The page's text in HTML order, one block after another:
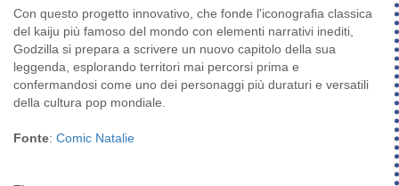
Con questo progetto innovativo, che fonde l'iconografia classica
del kaiju più famoso del mondo con elementi narrativi inediti,
Godzilla si prepara a scrivere un nuovo capitolo della sua
leggenda, esplorando territori mai percorsi prima e
confermandosi come uno dei personaggi più duraturi e versatili
della cultura pop mondiale.
Fonte: Comic Natalie